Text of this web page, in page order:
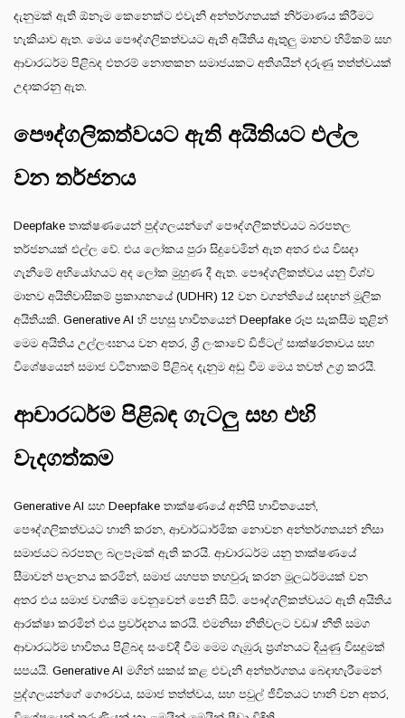
දැනුමක් ඇති ඕනෑම කෙනෙක්ට එවැනි අන්තර්ගතයක් නිර්මාණය කිරීමට
හැකියාව ඇත. මෙය පෞද්ගලිකත්වයට ඇති අයිතිය ඇතුලු මානව හිමිකම් සහ
ආචාරධර්ම පිළිබද එතරම් නොතකන සමාජයකට අතිශයින් දරුණු තත්ත්වයක්
උදාකරනු ඇත.
පෞද්ගලිකත්වයට ඇති අයිතියට එල්ල
වන තර්ජනය
Deepfake තාක්ෂණයෙන් පුද්ගලයන්ගේ පෞද්ගලිකත්වයට බරපතල
තර්ජනයක් එල්ල වේ. එය ලෝකය පුරා සිදුවෙමින් ඇත අතර එය විසදා
ගැනීමේ අභියෝගයට අද ලෝක මුහුණ දී ඇත. පෞද්ගලිකත්වය යනු විශ්ව
මානව අයිතිවාසිකම් ප්‍රකාශනයේ (UDHR) 12 වන වගන්තියේ සඳහන් මූලික
අයිතියකි. Generative AI හි පහසු භාවිතයෙන් Deepfake රූප සැකසීම තුළින්
මෙම අයිතිය උල්ලංඝනය වන අතර, ශ්‍රී ලංකාවේ ඩිජිටල් සාක්ෂරතාවය සහ
විශේෂයෙන් සමාජ වටිනාකම් පිළිබද දැනුම අඩු වීම මෙය තවත් උග්‍ර කරයි.
ආචාරධර්ම පිළිබඳ ගැටලු සහ එහි
වැදගත්කම
Generative AI සහ Deepfake තාක්ෂණයේ අනිසි භාවිතයෙන්,
පෞද්ගලිකත්වයට හානි කරන, ආචාර්ධාර්මික නොවන අන්තර්ගතයන් නිසා
සමාජයට බරපතල බලපෑමක් ඇති කරයි. ආචාරධර්ම යනු තාක්ෂණයේ
සීමාවන් පාලනය කරමින්, සමාජ යහපත තහවුරු කරන මූලධර්මයක් වන
අතර එය සමාජ වගකීම වෙනුවෙන් පෙනී සිටි. පෞද්ගලිකත්වයට ඇති අයිතිය
ආරක්ෂා කරමින් එය ප්‍රවර්දනය කරයි. එමනිසා නීතිවලට වඩා/ නීති සමග
ආචාරධර්ම භාවිතය පිළිබද සංවේදී වීම මෙම ගැඹුරු ප්‍රශ්නයට දියුණු විසදුමක්
සපයයි. Generative AI මගින් සකස් කළ එවැනි අන්තර්ගතය බෙදාහැරීමෙන්
පුද්ගලයන්ගේ ගෞරවය, සමාජ තත්ත්වය, සහ පවුල් ජීවිතයට හානි වන අතර,